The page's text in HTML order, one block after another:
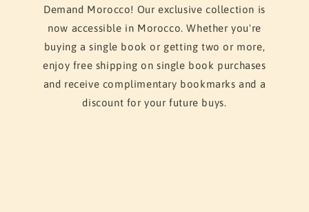
Demand Morocco! Our exclusive collection is
now accessible in Morocco. Whether you're
buying a single book or getting two or more,
enjoy free shipping on single book purchases
and receive complimentary bookmarks and a
discount for your future buys.